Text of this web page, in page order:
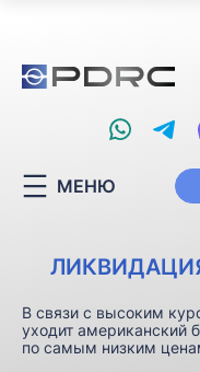
МЕНЮ
ЛИКВИДАЦИЯ
В связи с высоким
уходит американский
по самым низким